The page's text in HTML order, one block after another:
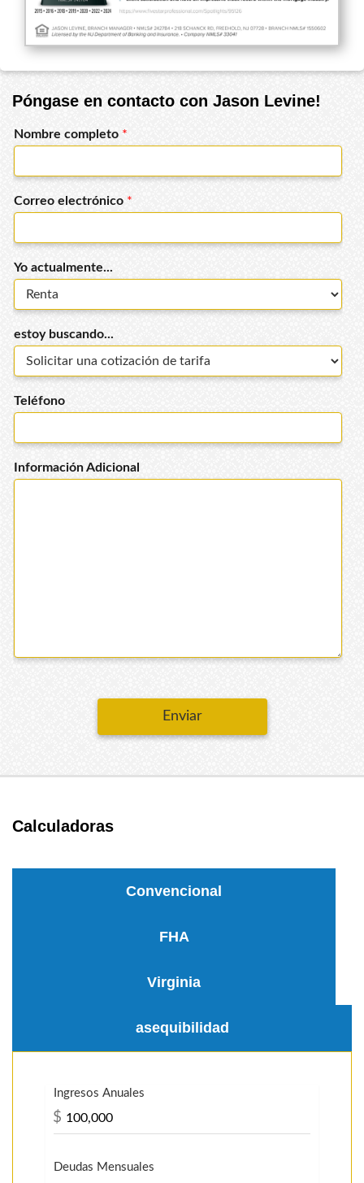
Póngase en contacto con Jason Levine!
Nombre completo *
Correo electrónico *
Yo actualmente...
estoy buscando...
Teléfono
Información Adicional
Enviar
Calculadoras
Convencional
FHA
Virginia
asequibilidad
Ingresos Anuales
$
Deudas Mensuales